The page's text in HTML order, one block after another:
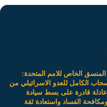
المنسق الخاص للامم المتحدة:
الكامل للعدو الاسرائيلي من
وعادلة قادرة على بسط سيادة
الفساد واستعادة ثقة